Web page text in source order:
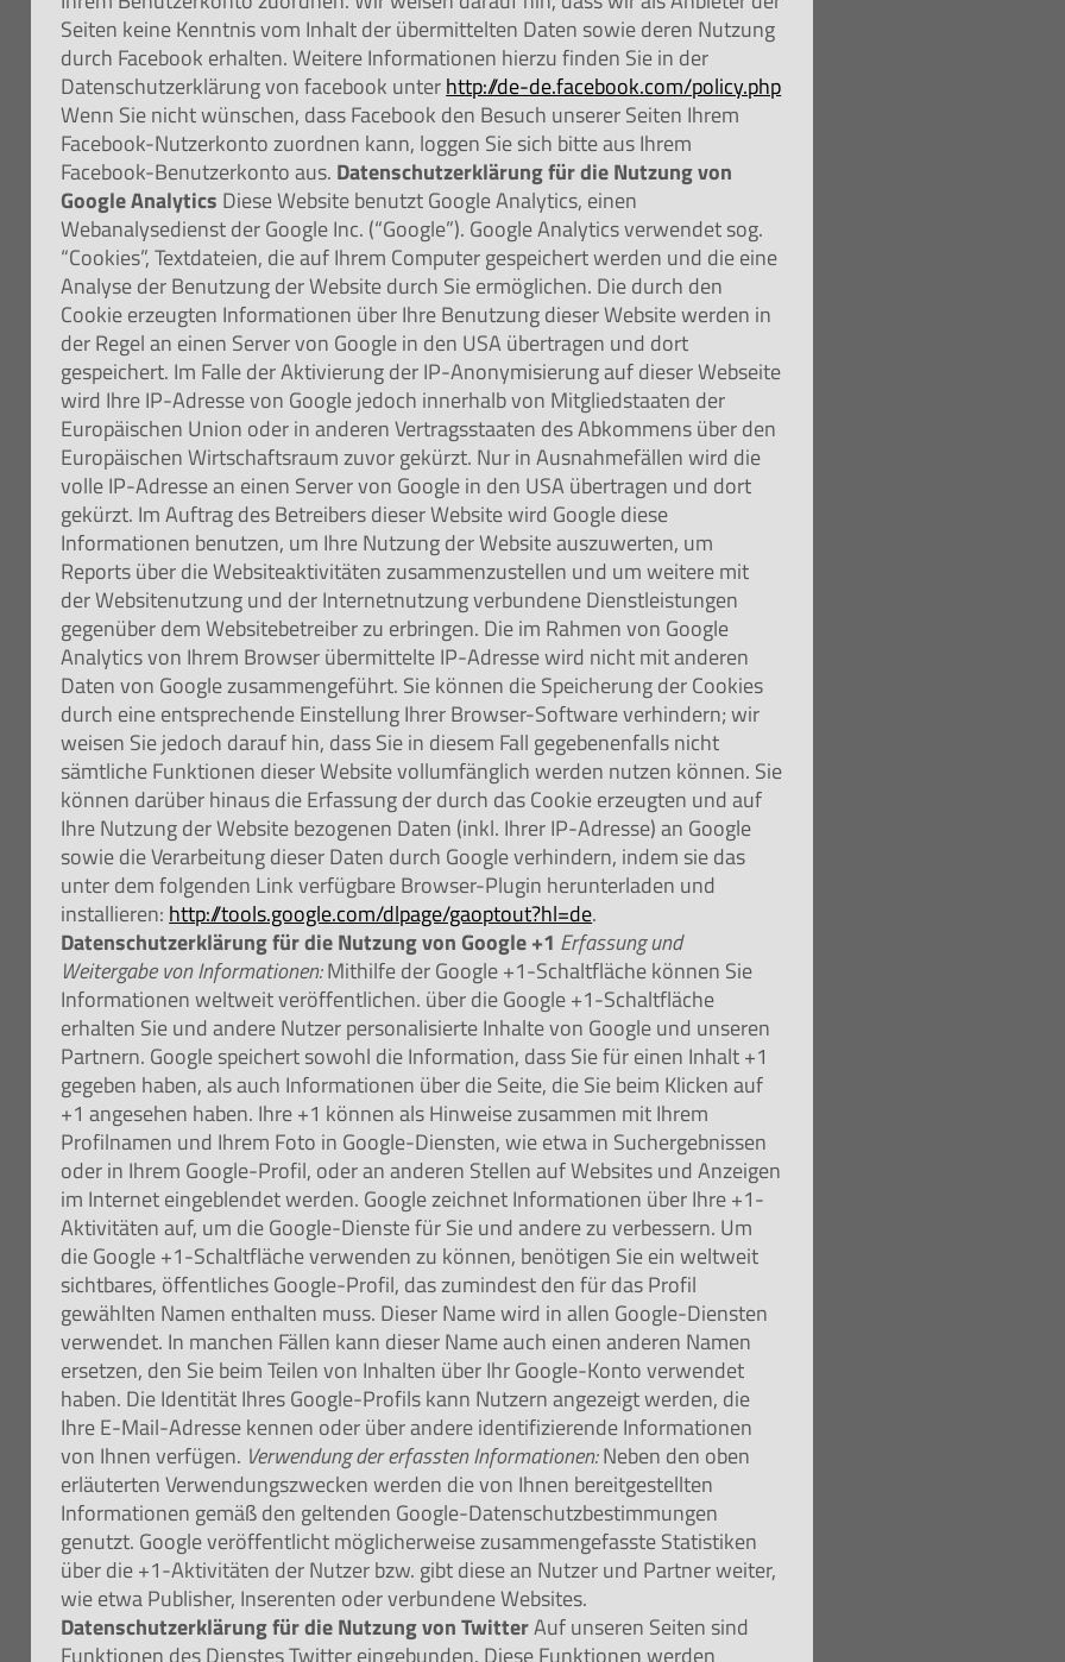
Seiten keine Kenntnis vom Inhalt der übermittelten Daten sowie deren Nutzung
durch Facebook erhalten. Weitere Informationen hierzu finden Sie in der
Datenschutzerklärung von facebook unterhttp://de-de.facebook.com/policy.php
Wenn Sie nicht wünschen, dass Facebook den Besuch unserer Seiten Ihrem
Facebook-Nutzerkonto zuordnen kann, loggen Sie sich bitte aus Ihrem
Facebook-Benutzerkonto aus. Datenschutzerklärung für die Nutzung von
Google Analytics Diese Website benutzt Google Analytics, einen
Webanalysedienst der Google Inc. (“Google”). Google Analytics verwendet sog.
“Cookies”, Textdateien, die auf Ihrem Computer gespeichert werden und die eine
Analyse der Benutzung der Website durch Sie ermöglichen. Die durch den
Cookie erzeugten Informationen über Ihre Benutzung dieser Website werden in
der Regel an einen Server von Google in den USA übertragen und dort
gespeichert. Im Falle der Aktivierung der IP-Anonymisierung auf dieser Webseite
wird Ihre IP-Adresse von Google jedoch innerhalb von Mitgliedstaaten der
Europäischen Union oder in anderen Vertragsstaaten des Abkommens über den
Europäischen Wirtschaftsraum zuvor gekürzt. Nur in Ausnahmefällen wird die
volle IP-Adresse an einen Server von Google in den USA übertragen und dort
gekürzt. Im Auftrag des Betreibers dieser Website wird Google diese
Informationen benutzen, um Ihre Nutzung der Website auszuwerten, um
Reports über die Websiteaktivitäten zusammenzustellen und um weitere mit
der Websitenutzung und der Internetnutzung verbundene Dienstleistungen
gegenüber dem Websitebetreiber zu erbringen. Die im Rahmen von Google
Analytics von Ihrem Browser übermittelte IP-Adresse wird nicht mit anderen
Daten von Google zusammengeführt. Sie können die Speicherung der Cookies
durch eine entsprechende Einstellung Ihrer Browser-Software verhindern; wir
weisen Sie jedoch darauf hin, dass Sie in diesem Fall gegebenenfalls nicht
sämtliche Funktionen dieser Website vollumfänglich werden nutzen können. Sie
können darüber hinaus die Erfassung der durch das Cookie erzeugten und auf
Ihre Nutzung der Website bezogenen Daten (inkl. Ihrer IP-Adresse) an Google
sowie die Verarbeitung dieser Daten durch Google verhindern, indem sie das
unter dem folgenden Link verfügbare Browser-Plugin herunterladen und
installieren: http://tools.google.com/dlpage/gaoptout?hl=de.
Datenschutzerklärung für die Nutzung von Google +1 Erfassung und
Weitergabe von Informationen:Mithilfe der Google +1-Schaltfläche können Sie
Informationen weltweit veröffentlichen. über die Google +1-Schaltfläche
erhalten Sie und andere Nutzer personalisierte Inhalte von Google und unseren
Partnern. Google speichert sowohl die Information, dass Sie für einen Inhalt +1
gegeben haben, als auch Informationen über die Seite, die Sie beim Klicken auf
+1 angesehen haben. Ihre +1 können als Hinweise zusammen mit Ihrem
Profilnamen und Ihrem Foto in Google-Diensten, wie etwa in Suchergebnissen
oder in Ihrem Google-Profil, oder an anderen Stellen auf Websites und Anzeigen
im Internet eingeblendet werden. Google zeichnet Informationen über Ihre +1-
Aktivitäten auf, um die Google-Dienste für Sie und andere zu verbessern. Um
die Google +1-Schaltfläche verwenden zu können, benötigen Sie ein weltweit
sichtbares, öffentliches Google-Profil, das zumindest den für das Profil
gewählten Namen enthalten muss. Dieser Name wird in allen Google-Diensten
verwendet. In manchen Fällen kann dieser Name auch einen anderen Namen
ersetzen, den Sie beim Teilen von Inhalten über Ihr Google-Konto verwendet
haben. Die Identität Ihres Google-Profils kann Nutzern angezeigt werden, die
Ihre E-Mail-Adresse kennen oder über andere identifizierende Informationen
von Ihnen verfügen. Verwendung der erfassten Informationen:Neben den oben
erläuterten Verwendungszwecken werden die von Ihnen bereitgestellten
Informationen gemäß den geltenden Google-Datenschutzbestimmungen
genutzt. Google veröffentlicht möglicherweise zusammengefasste Statistiken
über die +1-Aktivitäten der Nutzer bzw. gibt diese an Nutzer und Partner weiter,
wie etwa Publisher, Inserenten oder verbundene Websites.
Datenschutzerklärung für die Nutzung von TwitterAuf unseren Seiten sind
Funktionen des Dienstes Twitter eingebunden. Diese Funktionen werden